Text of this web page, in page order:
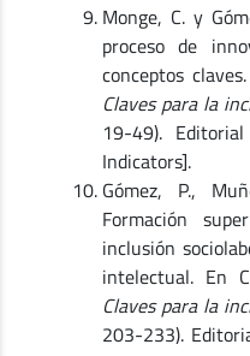
Monge, C. y
proceso de
conceptos
Claves para la
19-49).
Indicators].
Gómez, P.,
Formación
inclusión
intelectual. En
Claves para la
203-233).